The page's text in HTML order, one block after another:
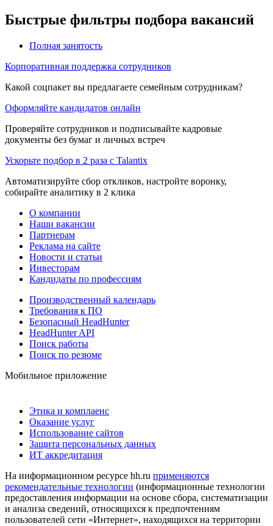
Быстрые фильтры подбора вакансий
Полная занятость
Корпоративная поддержка сотрудников
Какой соцпакет вы предлагаете семейным сотрудникам?
Оформляйте кандидатов онлайн
Проверяйте сотрудников и подписывайте кадровые
документы без бумаг и личных встреч
Ускорьте подбор в 2 раза с Talantix
Автоматизируйте сбор откликов, настройте воронку,
собирайте аналитику в 2 клика
О компании
Наши вакансии
Партнерам
Реклама на сайте
Новости и статьи
Инвесторам
Кандидаты по профессиям
Производственный календарь
Требования к ПО
Безопасный HeadHunter
HeadHunter API
Поиск работы
Поиск по резюме
Мобильное приложение
Этика и комплаенс
Оказание услуг
Использование сайтов
Защита персональных данных
ИТ аккредитация
На информационном ресурсе hh.ru применяются
рекомендательные технологии (информационные технологии
предоставления информации на основе сбора, систематизации
и анализа сведений, относящихся к предпочтениям
пользователей сети «Интернет», находящихся на территории